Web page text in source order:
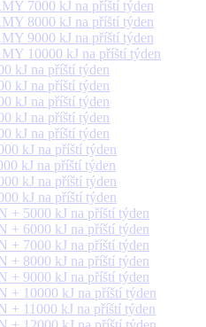
7000 kJ na příští týden
8000 kJ na příští týden
9000 kJ na příští týden
10000 kJ na příští týden
kJ na příští týden
kJ na příští týden
kJ na příští týden
kJ na příští týden
kJ na příští týden
kJ na příští týden
kJ na příští týden
kJ na příští týden
kJ na příští týden
+ 5000 kJ na příští týden
+ 6000 kJ na příští týden
+ 7000 kJ na příští týden
+ 8000 kJ na příští týden
+ 9000 kJ na příští týden
+ 10000 kJ na příští týden
+ 11000 kJ na příští týden